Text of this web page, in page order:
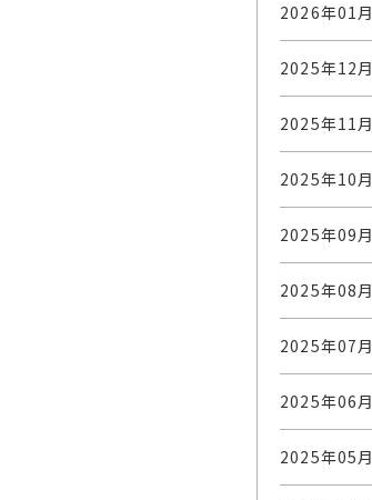
2026年01月
2025年12月
2025年11月
2025年10月
2025年09月
2025年08月
2025年07月
2025年06月
2025年05月